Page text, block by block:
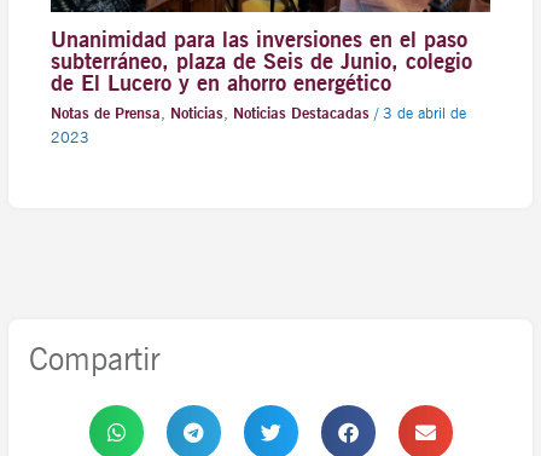
Unanimidad para las inversiones en el paso
subterráneo, plaza de Seis de Junio, colegio
de El Lucero y en ahorro energético
Notas de Prensa Noticias, Noticias Destacadas/ 3 de abril de
2023
Compartir